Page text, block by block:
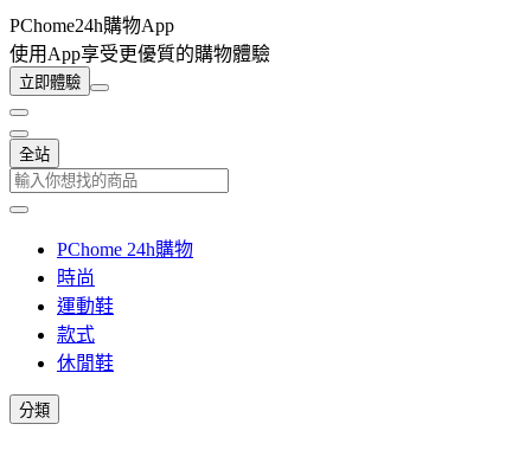
PChome24h購物App
使用App享受更優質的購物體驗
立即體驗
全站
PChome 24h購物
時尚
運動鞋
款式
休閒鞋
分類